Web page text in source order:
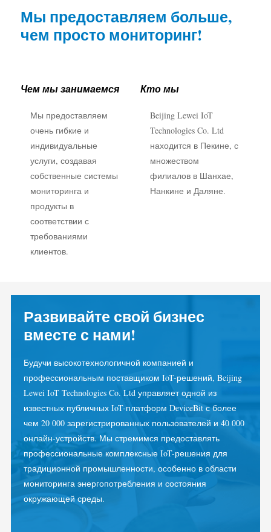
WiFi-контроллер мощности
Зарядное устройство EV
Симулятор IAMMETER
Виртуальный счетчик
Система прогнозирования и моделирования
энергии
Приложения
Монитор энергии солнечной PV-системы
Мониторинг энергии на предприятии
Магазин
Документация
Обучающее видео
Новости
Блог
Сообщество
Программа участников
Центр участников
Мероприятия IAMMETER
Форум
App Store
Обзор сайта
PV-рейтинг
Решения
Контакты
О нас
Мы предоставляем больше,
чем просто мониторинг!
Кто мы
Beijing Lewei IoT
Technologies Co. Ltd
находится в Пекине, с
множеством
филиалов в Шанхае,
Нанкине и Даляне.
Чем мы занимаемся
Мы предоставляем
очень гибкие и
индивидуальные
услуги, создавая
собственные системы
мониторинга и
продукты в
соответствии с
требованиями
клиентов.
Развивайте свой бизнес
вместе с нами!
Будучи высокотехнологичной компанией и
профессиональным поставщиком IoT-решений, Beijing
Lewei IoT Technologies Co. Ltd управляет одной из
известных публичных IoT-платформ DeviceBit с более
чем 20 000 зарегистрированных пользователей и 40 000
онлайн-устройств. Мы стремимся предоставлять
профессиональные комплексные IoT-решения для
традиционной промышленности, особенно в области
мониторинга энергопотребления и состояния
окружающей среды.